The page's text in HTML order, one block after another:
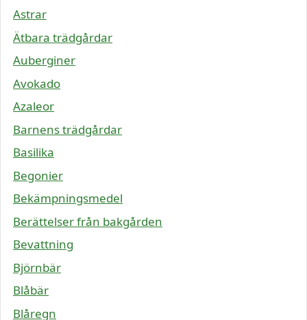
Astrar
Ätbara trädgårdar
Auberginer
Avokado
Azaleor
Barnens trädgårdar
Basilika
Begonier
Bekämpningsmedel
Berättelser från bakgården
Bevattning
Björnbär
Blåbär
Blåregn